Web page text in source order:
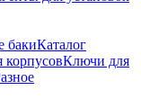
бакиКаталог
корпусовКлючи для